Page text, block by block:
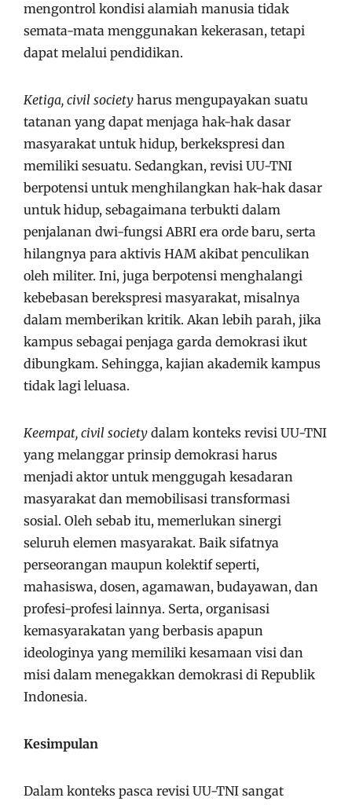
mengontrol kondisi alamiah manusia tidak
semata-mata menggunakan kekerasan, tetapi
dapat melalui pendidikan.
Ketiga, civil society harus mengupayakan suatu
tatanan yang dapat menjaga hak-hak dasar
masyarakat untuk hidup, berkekspresi dan
memiliki sesuatu. Sedangkan, revisi UU-TNI
berpotensi untuk menghilangkan hak-hak dasar
untuk hidup, sebagaimana terbukti dalam
penjalanan dwi-fungsi ABRI era orde baru, serta
hilangnya para aktivis HAM akibat penculikan
oleh militer. Ini, juga berpotensi menghalangi
kebebasan berekspresi masyarakat, misalnya
dalam memberikan kritik. Akan lebih parah, jika
kampus sebagai penjaga garda demokrasi ikut
dibungkam. Sehingga, kajian akademik kampus
tidak lagi leluasa.
Keempat, civil society dalam konteks revisi UU-TNI
yang melanggar prinsip demokrasi harus
menjadi aktor untuk menggugah kesadaran
masyarakat dan memobilisasi transformasi
sosial. Oleh sebab itu, memerlukan sinergi
seluruh elemen masyarakat. Baik sifatnya
perseorangan maupun kolektif seperti,
mahasiswa, dosen, agamawan, budayawan, dan
profesi-profesi lainnya. Serta, organisasi
kemasyarakatan yang berbasis apapun
ideologinya yang memiliki kesamaan visi dan
misi dalam menegakkan demokrasi di Republik
Indonesia.
Kesimpulan
Dalam konteks pasca revisi UU-TNI sangat